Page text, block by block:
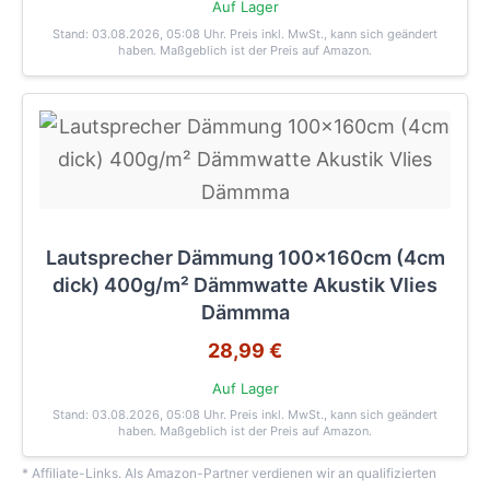
Auf Lager
Stand: 03.08.2026, 05:08 Uhr. Preis inkl. MwSt., kann sich geändert
haben. Maßgeblich ist der Preis auf Amazon.
Lautsprecher Dämmung 100x160cm (4cm
dick) 400g/m² Dämmwatte Akustik Vlies
Dämmma
28,99 €
Auf Lager
Stand: 03.08.2026, 05:08 Uhr. Preis inkl. MwSt., kann sich geändert
haben. Maßgeblich ist der Preis auf Amazon.
* Affiliate-Links. Als Amazon-Partner verdienen wir an qualifizierten